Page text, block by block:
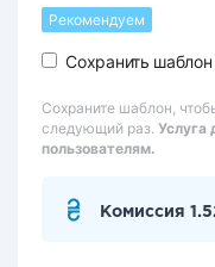
Рекомендуем
Сохранить
Сохраните шаблон,
следующий раз. Услуга
пользователям.
Комиссия